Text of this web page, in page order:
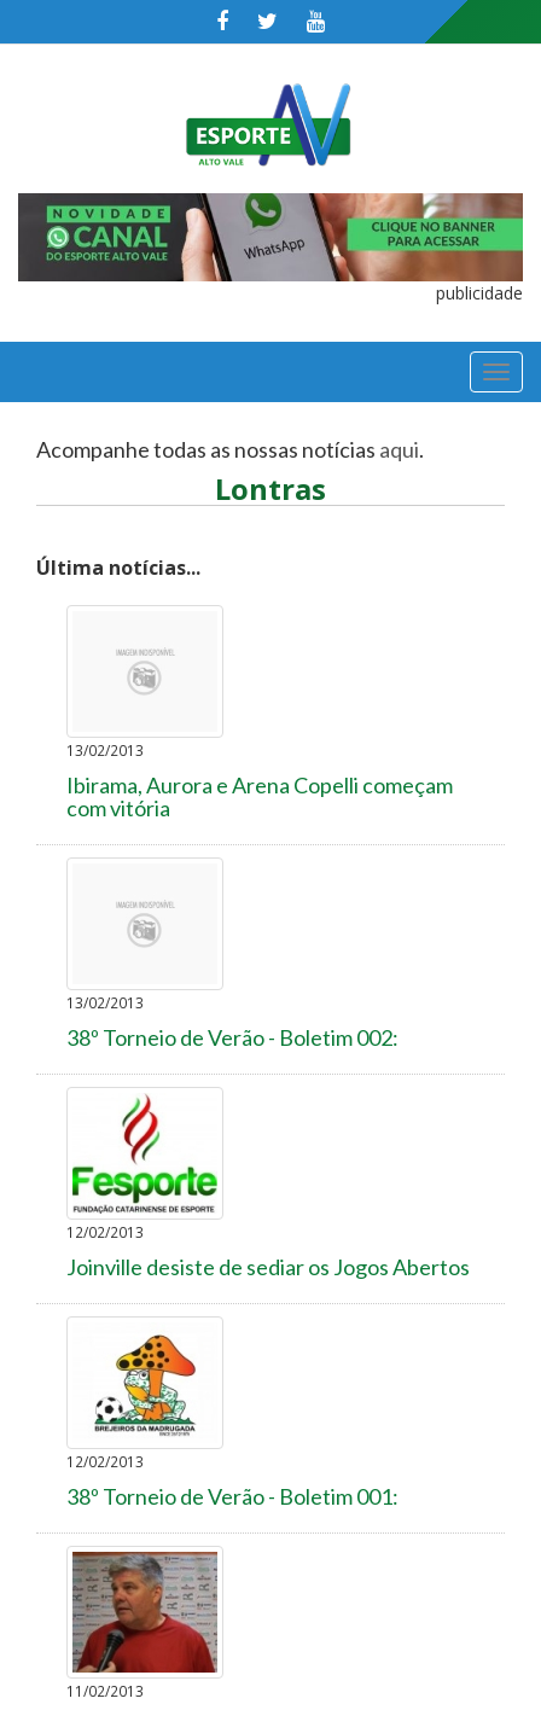
publicidade
Acompanhe todas as nossas notícias aqui.
Lontras
Última notícias...
13/02/2013
Ibirama, Aurora e Arena Copelli começam
com vitória
13/02/2013
38º Torneio de Verão - Boletim 002:
12/02/2013
Joinville desiste de sediar os Jogos Abertos
12/02/2013
38º Torneio de Verão - Boletim 001:
11/02/2013